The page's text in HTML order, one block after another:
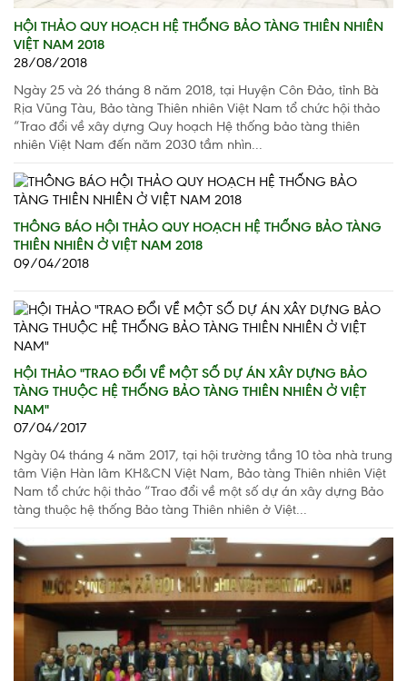
HỘI THẢO QUY HOẠCH HỆ THỐNG BẢO TÀNG THIÊN NHIÊN
VIỆT NAM 2018
28/08/2018
Ngày 25 và 26 tháng 8 năm 2018, tại Huyện Côn Đảo, tỉnh Bà
Rịa Vũng Tàu, Bảo tàng Thiên nhiên Việt Nam tổ chức hội thảo
“Trao đổi về xây dựng Quy hoạch Hệ thống bảo tàng thiên
nhiên Việt Nam đến năm 2030 tầm nhìn...
THÔNG BÁO HỘI THẢO QUY HOẠCH HỆ THỐNG BẢO TÀNG
THIÊN NHIÊN Ở VIỆT NAM 2018
09/04/2018
HỘI THẢO "TRAO ĐỔI VỀ MỘT SỐ DỰ ÁN XÂY DỰNG BẢO
TÀNG THUỘC HỆ THỐNG BẢO TÀNG THIÊN NHIÊN Ở VIỆT
NAM"
07/04/2017
Ngày 04 tháng 4 năm 2017, tại hội trường tầng 10 tòa nhà trung
tâm Viện Hàn lâm KH&CN Việt Nam, Bảo tàng Thiên nhiên Việt
Nam tổ chức hội thảo “Trao đổi về một số dự án xây dựng Bảo
tàng thuộc hệ thống Bảo tàng Thiên nhiên ở Việt...